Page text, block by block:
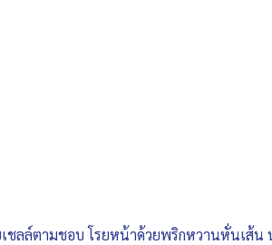
ชลล์ตามชอบ โรยหน้าด้วยพริกหวานหั่นเส้